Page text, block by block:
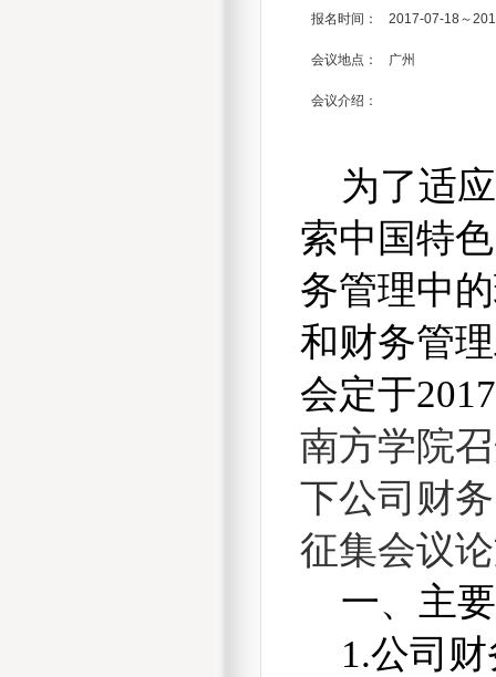
报名时间： 2017-07-18～
会议地点： 广州
会议介绍：
为了适
索中国特
务管理中
和财务管
会定于2017
南方学院
下公司财
征集会议
一、主
1.公司